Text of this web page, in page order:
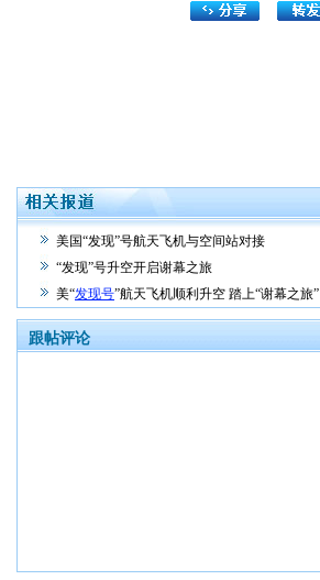
美国“发现”号航天飞机与空间站对接
“发现”号升空开启谢幕之旅
美“发现号”航天飞机顺利升空 踏上“谢幕之旅”
跟帖评论